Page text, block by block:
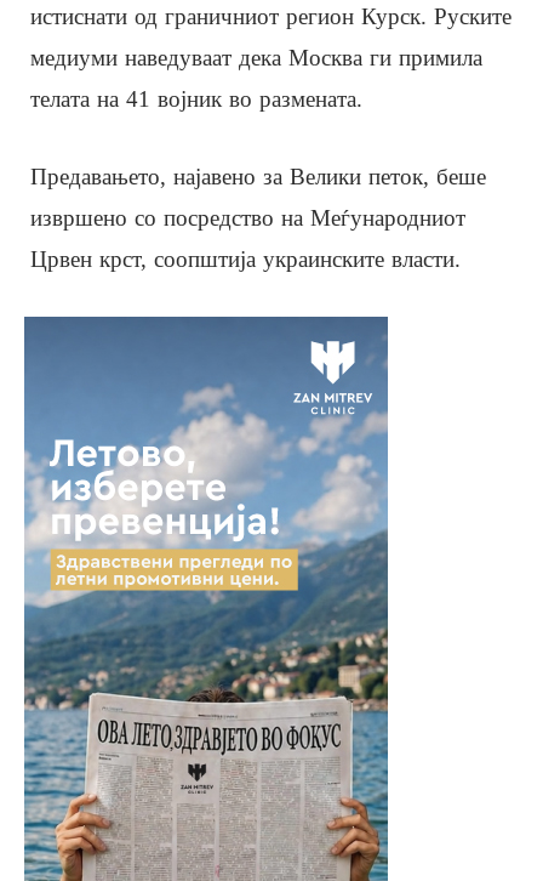
истиснати од граничниот регион Курск. Руските
медиуми наведуваат дека Москва ги примила
телата на 41 војник во размената.
Предавањето, најавено за Велики петок, беше
извршено со посредство на Меѓународниот
Црвен крст, соопштија украинските власти.